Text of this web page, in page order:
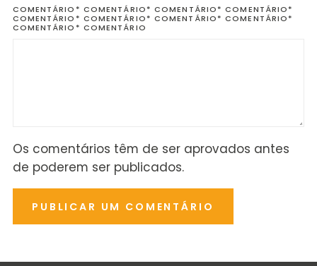
COMENTÁRIO* COMENTÁRIO* COMENTÁRIO* COMENTÁRIO*
COMENTÁRIO* COMENTÁRIO* COMENTÁRIO* COMENTÁRIO*
COMENTÁRIO* COMENTÁRIO
Os comentários têm de ser aprovados antes
de poderem ser publicados.
PUBLICAR UM COMENTÁRIO